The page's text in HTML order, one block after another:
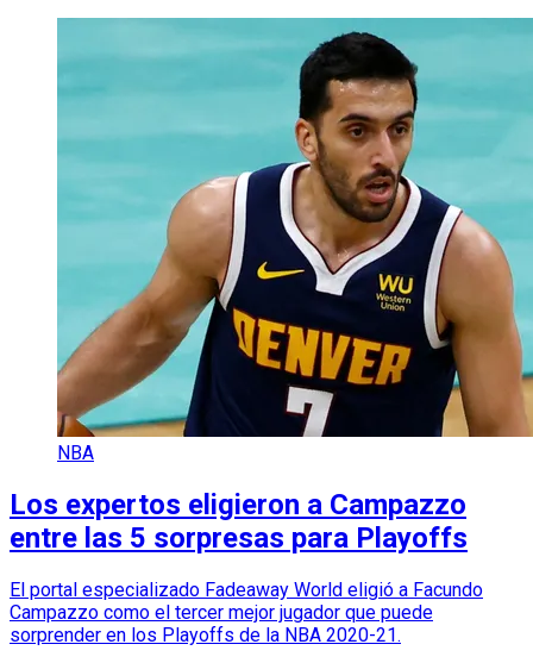
NBA
Los expertos eligieron a Campazzo
entre las 5 sorpresas para Playoffs
El portal especializado Fadeaway World eligió a Facundo
Campazzo como el tercer mejor jugador que puede
sorprender en los Playoffs de la NBA 2020-21.